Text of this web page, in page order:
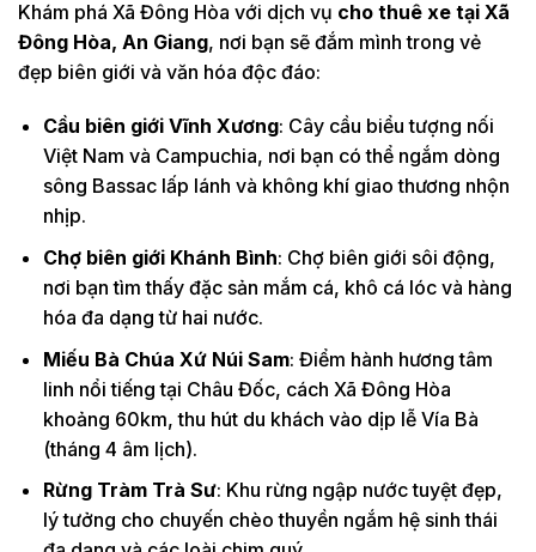
Khám phá Xã Đông Hòa với dịch vụ cho thuê xe tại Xã
Đông Hòa, An Giang, nơi bạn sẽ đắm mình trong vẻ
đẹp biên giới và văn hóa độc đáo:
Cầu biên giới Vĩnh Xương: Cây cầu biểu tượng nối
Việt Nam và Campuchia, nơi bạn có thể ngắm dòng
sông Bassac lấp lánh và không khí giao thương nhộn
nhịp.
Chợ biên giới Khánh Bình: Chợ biên giới sôi động,
nơi bạn tìm thấy đặc sản mắm cá, khô cá lóc và hàng
hóa đa dạng từ hai nước.
Miếu Bà Chúa Xứ Núi Sam: Điểm hành hương tâm
linh nổi tiếng tại Châu Đốc, cách Xã Đông Hòa
khoảng 60km, thu hút du khách vào dịp lễ Vía Bà
(tháng 4 âm lịch).
Rừng Tràm Trà Sư: Khu rừng ngập nước tuyệt đẹp,
lý tưởng cho chuyến chèo thuyền ngắm hệ sinh thái